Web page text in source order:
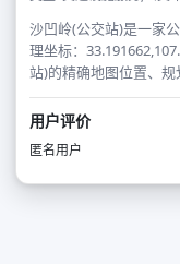
沙凹岭(公交站)是一家
理坐标：
站)的精确地图位置、规
用户评价
匿名用户